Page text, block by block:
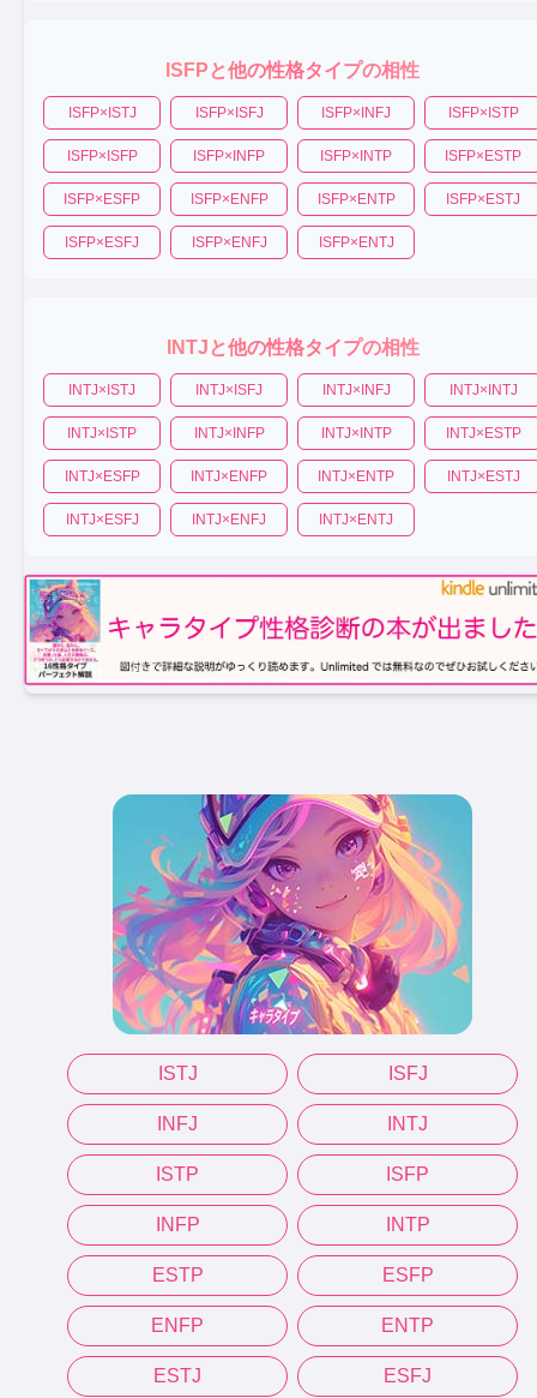
ISTJ ISFJ
INFJ INTJ
ISTP ISFP
INFP INTP
ESTP ESFP
ENFP ENTP
ESTJ ESFJ
ISFP と他の性格タイプの相性
ISFP× ISTJ ISFP× ISFJ ISFP× INFJ ISFP× ISTP
ISFP× ISFP ISFP× INFP ISFP× INTP ISFP× ESTP
ISFP× ESFP ISFP× ENFP ISFP× ENTP ISFP× ESTJ
ISFP× ESFJ ISFP× ENFJ ISFP× ENTJ
INTJ と他の性格タイプの相性
INTJ× ISTJ INTJ× ISFJ INTJ× INFJ INTJ× INTJ
INTJ× ISTP INTJ× INFP INTJ× INTP INTJ× ESTP
INTJ× ESFP INTJ× ENFP INTJ× ENTP INTJ× ESTJ
INTJ× ESFJ INTJ× ENFJ INTJ× ENTJ